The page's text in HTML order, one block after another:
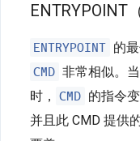
ENTRYPOINT
ENTRYPOINT 的
CMD 非常相似。当
时，
CMD 的指令
并且此 CMD 提供